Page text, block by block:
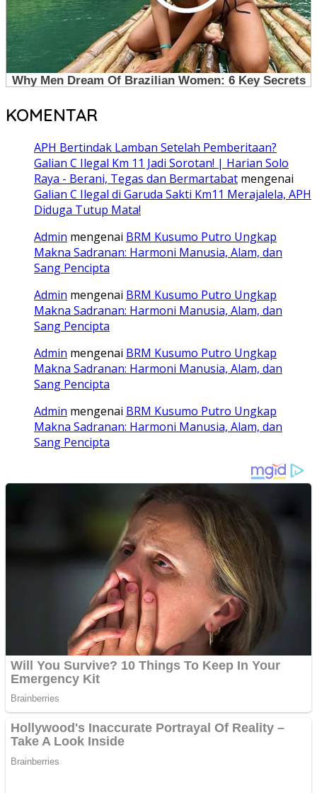
KOMENTAR
APH Bertindak Lamban Setelah Pemberitaan?
Galian C Ilegal Km 11 Jadi Sorotan! | Harian Solo
Raya - Berani, Tegas dan Bermartabat mengenai
Galian C Ilegal di Garuda Sakti Km11 Merajalela, APH
Diduga Tutup Mata!
Admin mengenai BRM Kusumo Putro Ungkap
Makna Sadranan: Harmoni Manusia, Alam, dan
Sang Pencipta
Admin mengenai BRM Kusumo Putro Ungkap
Makna Sadranan: Harmoni Manusia, Alam, dan
Sang Pencipta
Admin mengenai BRM Kusumo Putro Ungkap
Makna Sadranan: Harmoni Manusia, Alam, dan
Sang Pencipta
Admin mengenai BRM Kusumo Putro Ungkap
Makna Sadranan: Harmoni Manusia, Alam, dan
Sang Pencipta